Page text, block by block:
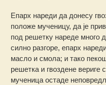
Епарх нареди да донесу
положе мученицу, да је
под решетку нареде много
силно разгоре, епарх
масло и смола; и тако
решетка и гвоздене вериге
мученица остаде